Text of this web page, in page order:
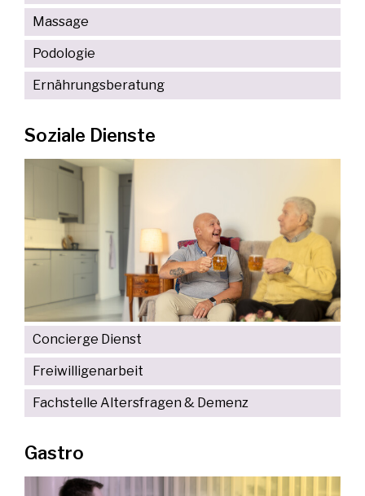
Massage
Podologie
Ernährungsberatung
Soziale Dienste
Concierge Dienst
Freiwilligenarbeit
Fachstelle Altersfragen & Demenz
Gastro